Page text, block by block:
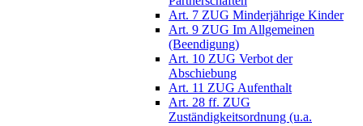
Art. 7 ZUG Minderjährige Kinder
Art. 9 ZUG Im Allgemeinen
(Beendigung)
Art. 10 ZUG Verbot der
Abschiebung
Art. 11 ZUG Aufenthalt
Art. 28 ff. ZUG
Zuständigkeitsordnung (u.a.